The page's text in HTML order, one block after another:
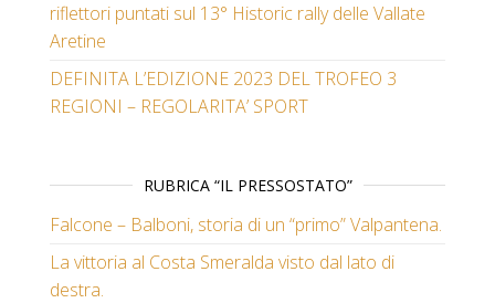
riflettori puntati sul 13° Historic rally delle Vallate
Aretine
DEFINITA L’EDIZIONE 2023 DEL TROFEO 3
REGIONI – REGOLARITA’ SPORT
RUBRICA “IL PRESSOSTATO”
Falcone – Balboni, storia di un “primo” Valpantena.
La vittoria al Costa Smeralda visto dal lato di
destra.